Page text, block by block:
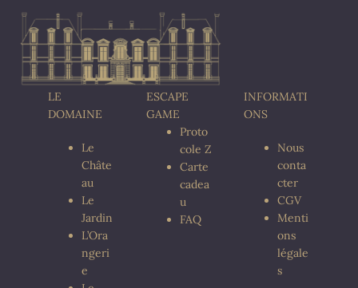
LE
DOMAINE
Le
Châte
au
Le
Jardin
L’Ora
ngeri
e
ESCAPE
GAME
Proto
cole Z
Carte
cadea
u
FAQ
INFORMATI
ONS
Nous
conta
cter
CGV
Menti
ons
légale
s